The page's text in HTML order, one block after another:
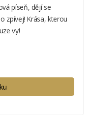
píseň, dějí se
zpívej! Krása, kterou
vy!